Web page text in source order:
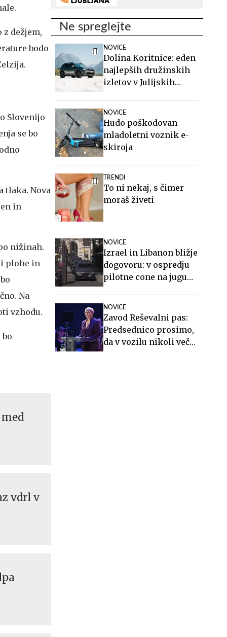
dežjem,
bodo
Slovenijo
se bo
tlaka. Nova
in
nižinah.
plohe in
Na
vzhodu.
vdrl v
Ne spreglejte
NOVICE
Dolina Koritnice: eden
najlepših družinskih
izletov v Julijskih
NOVICE
Hudo poškodovan
mladoletni voznik e-
skiroja
TRENDI
To ni nekaj, s čimer
moraš živeti
NOVICE
Izrael in Libanon bližje
dogovoru: v ospredju
pilotne cone na jugu
NOVICE
Zavod Reševalni pas:
Predsednico prosimo,
da v vozilu nikoli več